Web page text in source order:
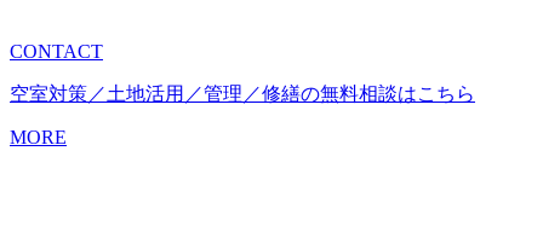
CONTACT
空室対策／土地活用／管理／修繕の無料相談はこちら
MORE